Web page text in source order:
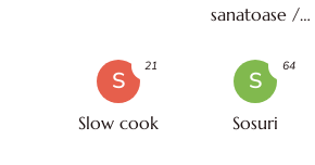
sanatoase /
S
Slow cook
21
S
Sosuri
64